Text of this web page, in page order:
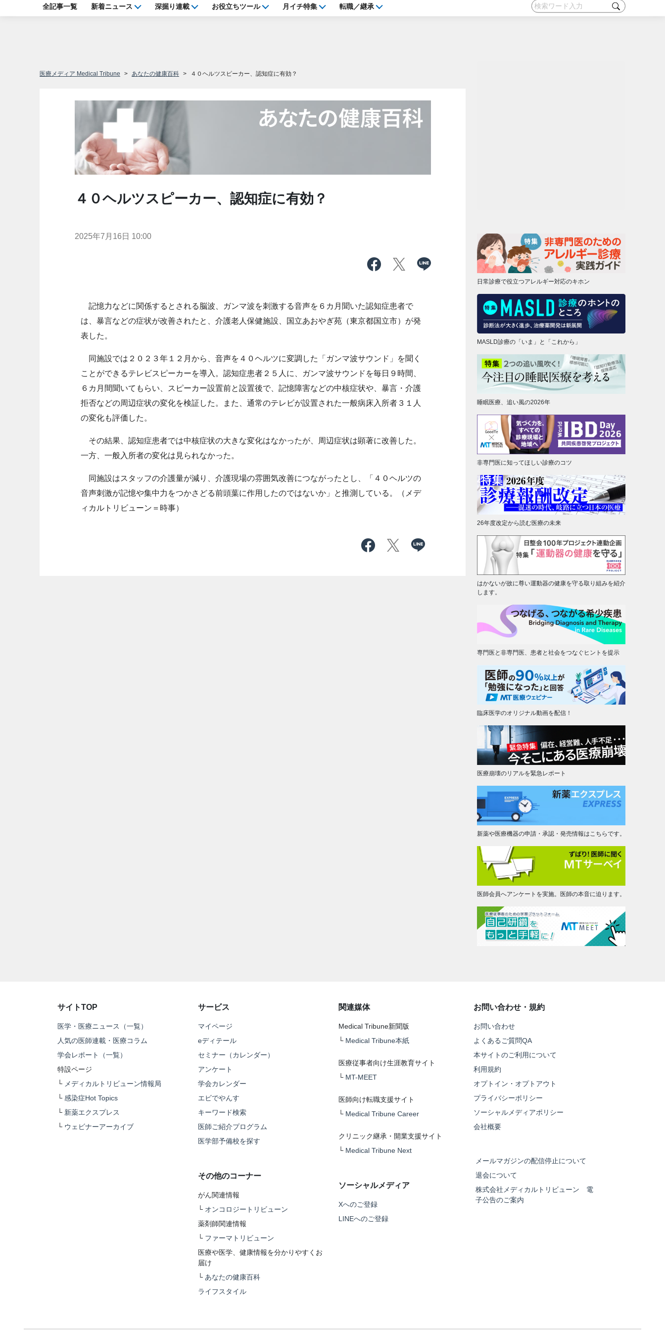
全記事一覧 新着ニュース 深掘り連載 お役立ちツール 月イチ特集 転職／継承
医療メディア Medical Tribune あなたの健康百科 ４０ヘルツスピーカー、認知症に有効？
４０ヘルツスピーカー、認知症に有効？
2025年7月16日 10:00
記憶力などに関係するとされる脳波、ガンマ波を刺激する音声を６カ月聞いた認知症患者で
は、暴言などの症状が改善されたと、介護老人保健施設、国立あおやぎ苑（東京都国立市）が発
表した。
同施設では２０２３年１２月から、音声を４０ヘルツに変調した「ガンマ波サウンド」を聞く
ことができるテレビスピーカーを導入。認知症患者２５人に、ガンマ波サウンドを毎日９時間、
６カ月間聞いてもらい、スピーカー設置前と設置後で、記憶障害などの中核症状や、暴言・介護
拒否などの周辺症状の変化を検証した。また、通常のテレビが設置された一般病床入所者３１人
の変化も評価した。
その結果、認知症患者では中核症状の大きな変化はなかったが、周辺症状は顕著に改善した。
一方、一般入所者の変化は見られなかった。
同施設はスタッフの介護量が減り、介護現場の雰囲気改善につながったとし、「４０ヘルツの
音声刺激が記憶や集中力をつかさどる前頭葉に作用したのではないか」と推測している。（メデ
ィカルトリビューン＝時事）
日常診療で役立つアレルギー対応のキホン
MASLD診療の「いま」と「これから」
睡眠医療、追い風の2026年
非専門医に知ってほしい診療のコツ
26年度改定から読む医療の未来
はかないが故に尊い運動器の健康を守る取り組みを紹介
します。
専門医と非専門医、患者と社会をつなぐヒントを提示
臨床医学のオリジナル動画を配信！
医療崩壊のリアルを緊急レポート
新薬や医療機器の申請・承認・発売情報はこちらです。
医師会員へアンケートを実施。医師の本音に迫ります。
サイトTOP
医学・医療ニュース（一覧）
人気の医師連載・医療コラム
学会レポート（一覧）
特設ページ
└ メディカルトリビューン情報局
└ 感染症Hot Topics
└ 新薬エクスプレス
└ ウェビナーアーカイブ
サービス
マイページ
eディテール
セミナー（カレンダー）
アンケート
学会カレンダー
エビでやんす
キーワード検索
医師ご紹介プログラム
医学部予備校を探す
その他のコーナー
がん関連情報
└ オンコロジートリビューン
薬剤師関連情報
└ ファーマトリビューン
医療や医学、健康情報を分かりやすくお
届け
└ あなたの健康百科
ライフスタイル
関連媒体
Medical Tribune新聞版
└ Medical Tribune本紙
医療従事者向け生涯教育サイト
└ MT-MEET
医師向け転職支援サイト
└ Medical Tribune Career
クリニック継承・開業支援サイト
└ Medical Tribune Next
ソーシャルメディア
Xへのご登録
LINEへのご登録
お問い合わせ・規約
お問い合わせ
よくあるご質問QA
本サイトのご利用について
利用規約
オプトイン・オプトアウト
プライバシーポリシー
ソーシャルメディアポリシー
会社概要
メールマガジンの配信停止について
退会について
株式会社メディカルトリビューン 電
子公告のご案内